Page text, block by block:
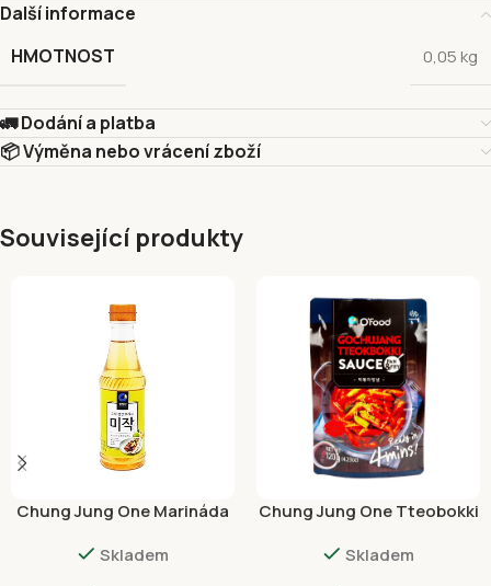
Další informace
HMOTNOST
0,05 kg
🚛 Dodání a platba
📦 Výměna nebo vrácení zboží
Související produkty
Chung Jung One Marináda
Skladem
Chung Jung One Tteobokki
Skladem